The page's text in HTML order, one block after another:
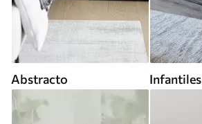
Abstracto Infantiles